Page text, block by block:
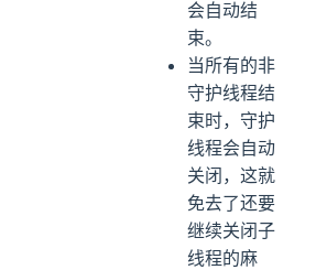
会自动结
束。
当所有的非
守护线程结
束时，守护
线程会自动
关闭，这就
免去了还要
继续关闭子
线程的麻